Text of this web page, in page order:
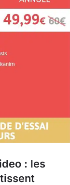
: les